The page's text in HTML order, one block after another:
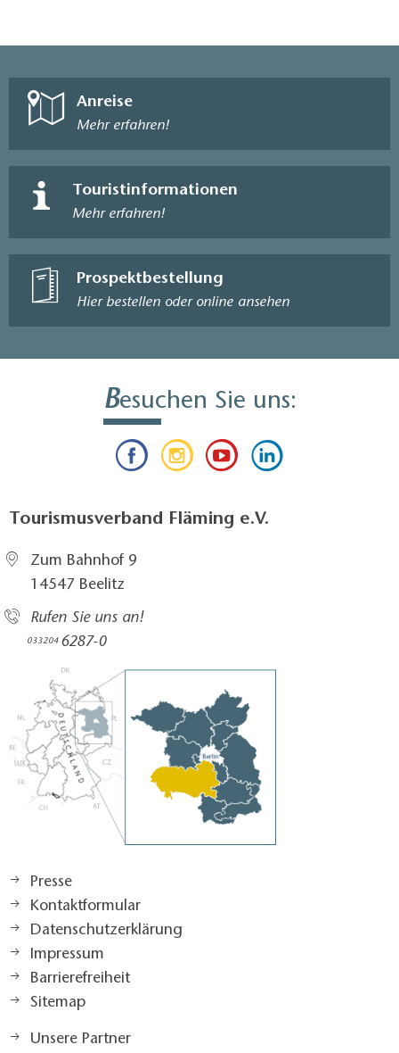
Anreise
Mehr erfahren!
Touristinformationen
Mehr erfahren!
Prospektbestellung
Hier bestellen oder online ansehen
Besuchen Sie uns:
Tourismusverband Fläming e.V.
Zum Bahnhof 9
14547 Beelitz
Rufen Sie uns an!
033204 6287-0
Presse
Kontaktformular
Datenschutzerklärung
Impressum
Barrierefreiheit
Sitemap
Unsere Partner